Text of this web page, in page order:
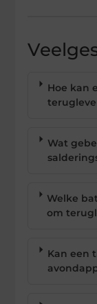
Hoe kan
Wat
Welke
om
Kan een